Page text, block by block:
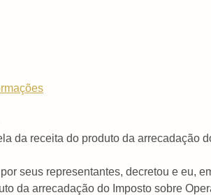
da receita do produto da arrecadação
seus representantes, decretou e eu,
da arrecadação do Imposto sobre